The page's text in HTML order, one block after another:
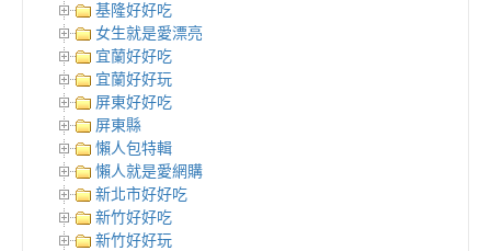
基隆好好吃
女生就是愛漂亮
宜蘭好好吃
宜蘭好好玩
屏東好好吃
屏東縣
懶人包特輯
懶人就是愛網購
新北市好好吃
新竹好好吃
新竹好好玩